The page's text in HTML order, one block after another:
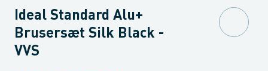
Ideal Standard Alu+
Brusersæt Silk Black -
VVS